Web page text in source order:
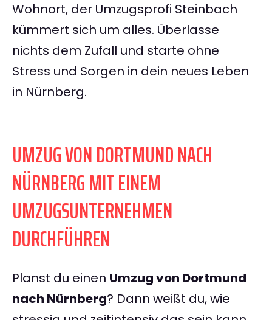
Wohnort, der Umzugsprofi Steinbach
kümmert sich um alles. Überlasse
nichts dem Zufall und starte ohne
Stress und Sorgen in dein neues Leben
in Nürnberg.
UMZUG VON DORTMUND NACH
NÜRNBERG MIT EINEM
UMZUGSUNTERNEHMEN
DURCHFÜHREN
Planst du einen Umzug von Dortmund
nach Nürnberg? Dann weißt du, wie